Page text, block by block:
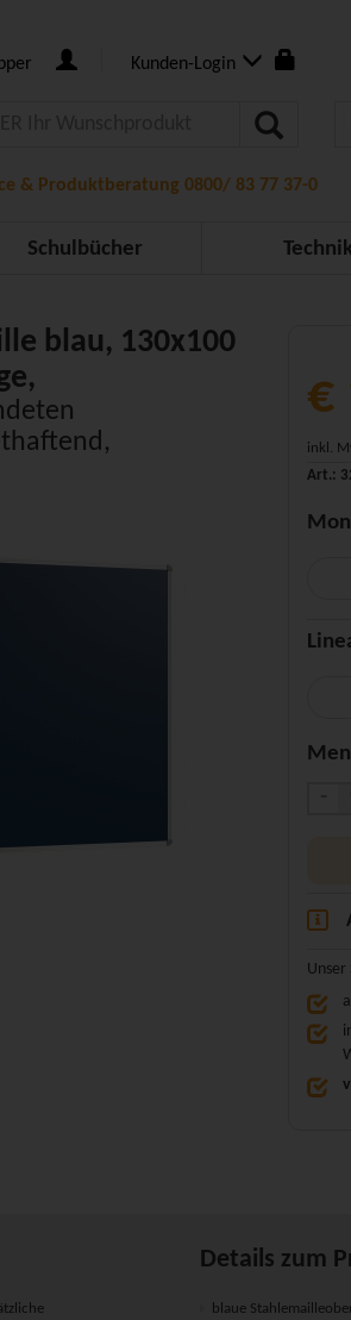
Kunden-Login
& Produktberatung 0800/ 83 77 37-0
Schulbücher
blau, 130x100
€
inkl.
Art.:
Unser
Details zum
blaue